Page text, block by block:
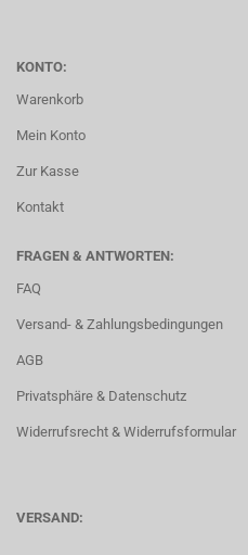
KONTO:
Warenkorb
Mein Konto
Zur Kasse
Kontakt
FRAGEN & ANTWORTEN:
FAQ
Versand- & Zahlungsbedingungen
AGB
Privatsphäre & Datenschutz
Widerrufsrecht & Widerrufsformular
VERSAND: